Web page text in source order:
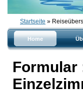
Startseite »
Home
Formular